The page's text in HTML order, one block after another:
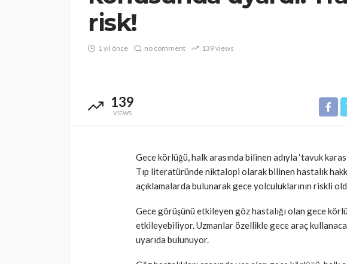
risk!
1 yıl önce no comment 139 views
139
VIEWS
Gece körlüğü, halk arasında bilinen adıyla ‘tavuk
Tıp literatüründe niktalopi olarak bilinen hastalık
açıklamalarda bulunarak gece yolculuklarının riskli
Gece görüşünü etkileyen göz hastalığı olan gece
etkileyebiliyor. Uzmanlar özellikle gece araç
uyarıda bulunuyor.